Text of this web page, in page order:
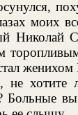
моих
Николай
хотите
Больные